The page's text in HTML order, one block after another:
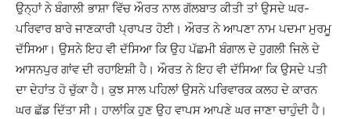
ਉਨ੍ਹਾਂ ਨੇ ਬੰਗਾਲੀ ਭਾਸ਼ਾ ਵਿੱਚ ਔਰਤ ਨਾਲ ਗੱਲਬਾਤ ਕੀਤੀ ਤਾਂ ਉਸਦੇ ਘਰ-
ਪਰਿਵਾਰ ਬਾਰੇ ਜਾਣਕਾਰੀ ਪ੍ਰਾਪਤ ਹੋਈ। ਔਰਤ ਨੇ ਆਪਣਾ ਨਾਮ ਪਦਮਾ ਮੁਰਮੂ
ਦੱਸਿਆ। ਉਸਨੇ ਇਹ ਵੀ ਦੱਸਿਆ ਕਿ ਉਹ ਪੱਛਮੀ ਬੰਗਾਲ ਦੇ ਹੁਗਲੀ ਜਿਲੇ ਦੇ
ਆਸਨਪੁਰ ਗਾਂਵ ਦੀ ਰਹਾਇਸ਼ੀ ਹੈ। ਔਰਤ ਨੇ ਇਹ ਵੀ ਦੱਸਿਆ ਕਿ ਉਸਦੇ ਪਤੀ
ਦਾ ਦੇਹਾਂਤ ਹੋ ਚੁੱਕਾ ਹੈ। ਕੁਝ ਸਾਲ ਪਹਿਲਾਂ ਉਸਨੇ ਪਰਿਵਾਰਕ ਕਲਹ ਦੇ ਕਾਰਨ
ਘਰ ਛੱਡ ਦਿੱਤਾ ਸੀ। ਹਾਲਾਂਕਿ ਹੁਣ ਉਹ ਵਾਪਸ ਆਪਣੇ ਘਰ ਜਾਣਾ ਚਾਹੁੰਦੀ ਹੈ।